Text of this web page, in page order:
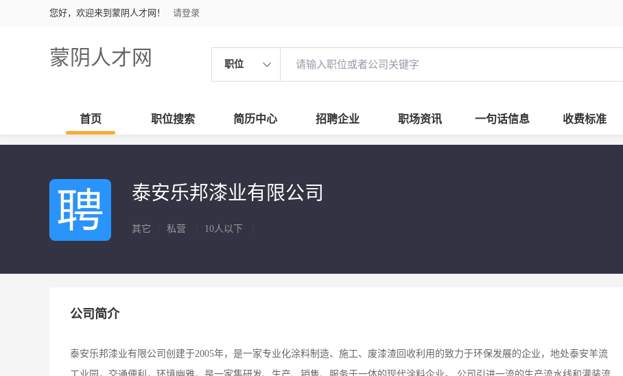
您好，欢迎来到蒙阴人才网！ 请登录
蒙阴人才网 职位
首页 职位搜索 简历中心 招聘企业 职场资讯 一句话信息 收费标准
泰安乐邦漆业有限公司
其它 私营 10人以下
公司简介
泰安乐邦漆业有限公司创建于2005年，是一家专业化涂料制造、施工、废漆渣回收利用的致力于环保发展的企业，地处泰安羊流